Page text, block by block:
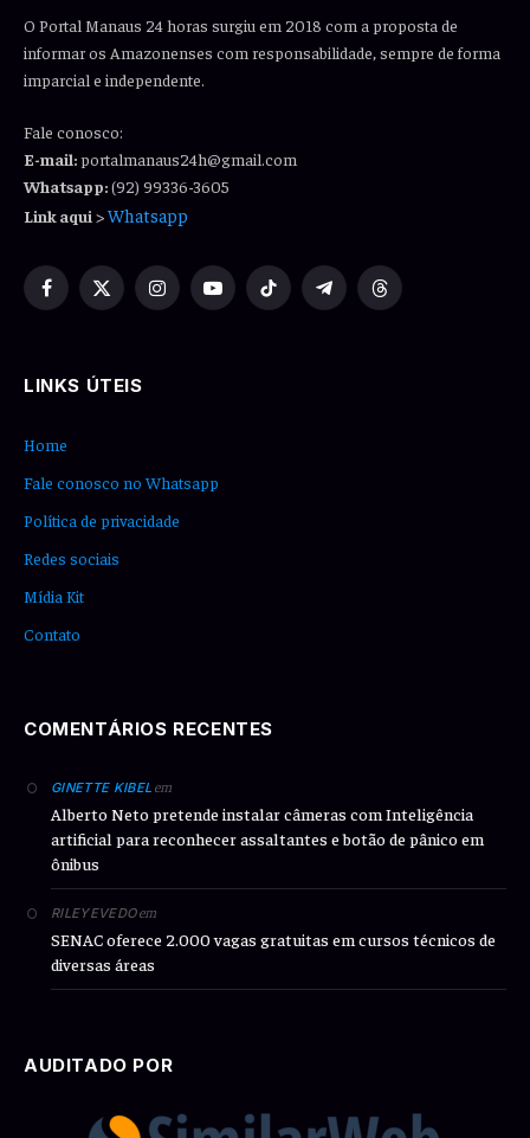
O Portal Manaus 24 horas surgiu em 2018 com a proposta de
informar os Amazonenses com responsabilidade, sempre de forma
imparcial e independente.
Fale conosco:
E-mail:portalmanaus24h@gmail.com
Whatsapp:(92) 99336-3605
Link aqui >Whatsapp
Facebook
X
InstagramYouTubeTikTok TelegramThreads
LINKS ÚTEIS
Home
Fale conosco no Whatsapp
Política de privacidade
Redes sociais
Mídia Kit
Contato
COMENTÁRIOS RECENTES
GINETTE KIBEL em
Alberto Neto pretende instalar câmeras com Inteligência
artificial para reconhecer assaltantes e botão de pânico em
ônibus
RILEYEVEDOem
SENAC oferece 2.000 vagas gratuitas em cursos técnicos de
diversas áreas
AUDITADO POR